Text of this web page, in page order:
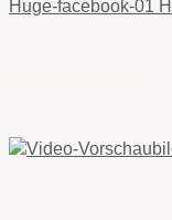
Huge-facebook-01